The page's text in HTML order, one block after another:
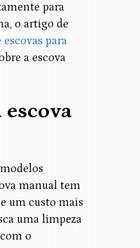
para
o artigo de
para
a escova
manual tem
um custo mais
uma limpeza
o